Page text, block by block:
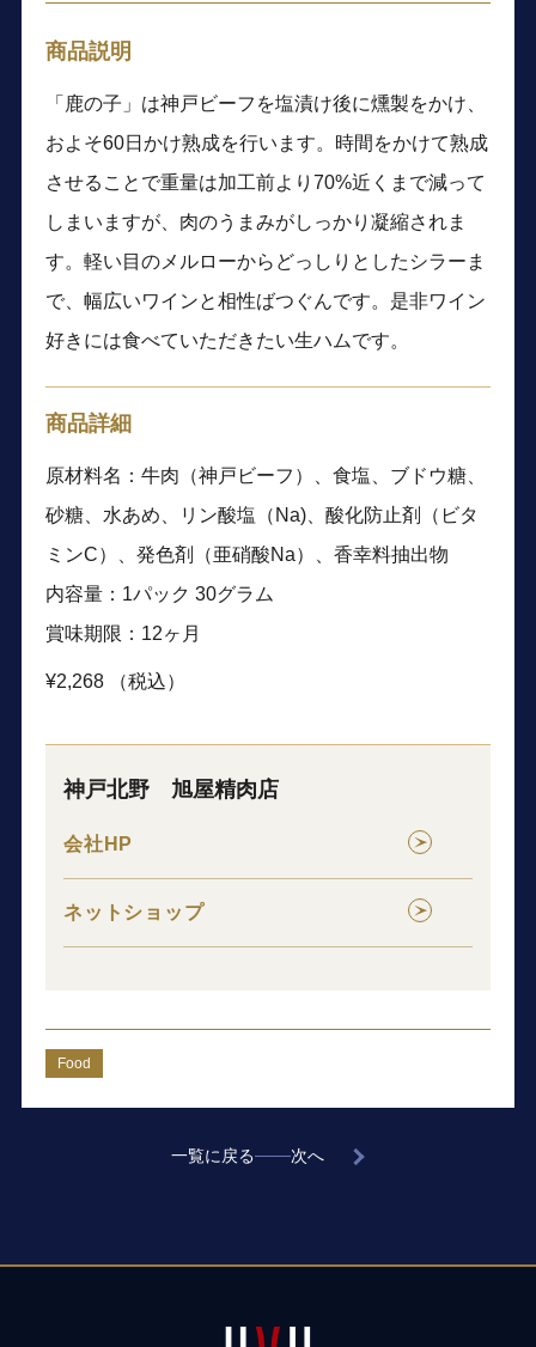
商品説明
「鹿の子」は神戸ビーフを塩漬け後に燻製をかけ、
およそ60日かけ熟成を行います。時間をかけて熟成
させることで重量は加工前より70%近くまで減って
しまいますが、肉のうまみがしっかり凝縮されま
す。軽い目のメルローからどっしりとしたシラーま
で、幅広いワインと相性ばつぐんです。是非ワイン
好きには食べていただきたい生ハムです。
商品詳細
原材料名：牛肉（神戸ビーフ）、食塩、ブドウ糖、
砂糖、水あめ、リン酸塩（Na)、酸化防止剤（ビタ
ミンC）、発色剤（亜硝酸Na）、香幸料抽出物
内容量：1パック 30グラム
賞味期限：12ヶ月
¥2,268 （税込）
神戸北野 旭屋精肉店
会社HP
ネットショップ
Food
一覧に戻る 次へ